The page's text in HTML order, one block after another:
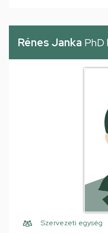
Rénes Janka PhD
Szervezeti egység